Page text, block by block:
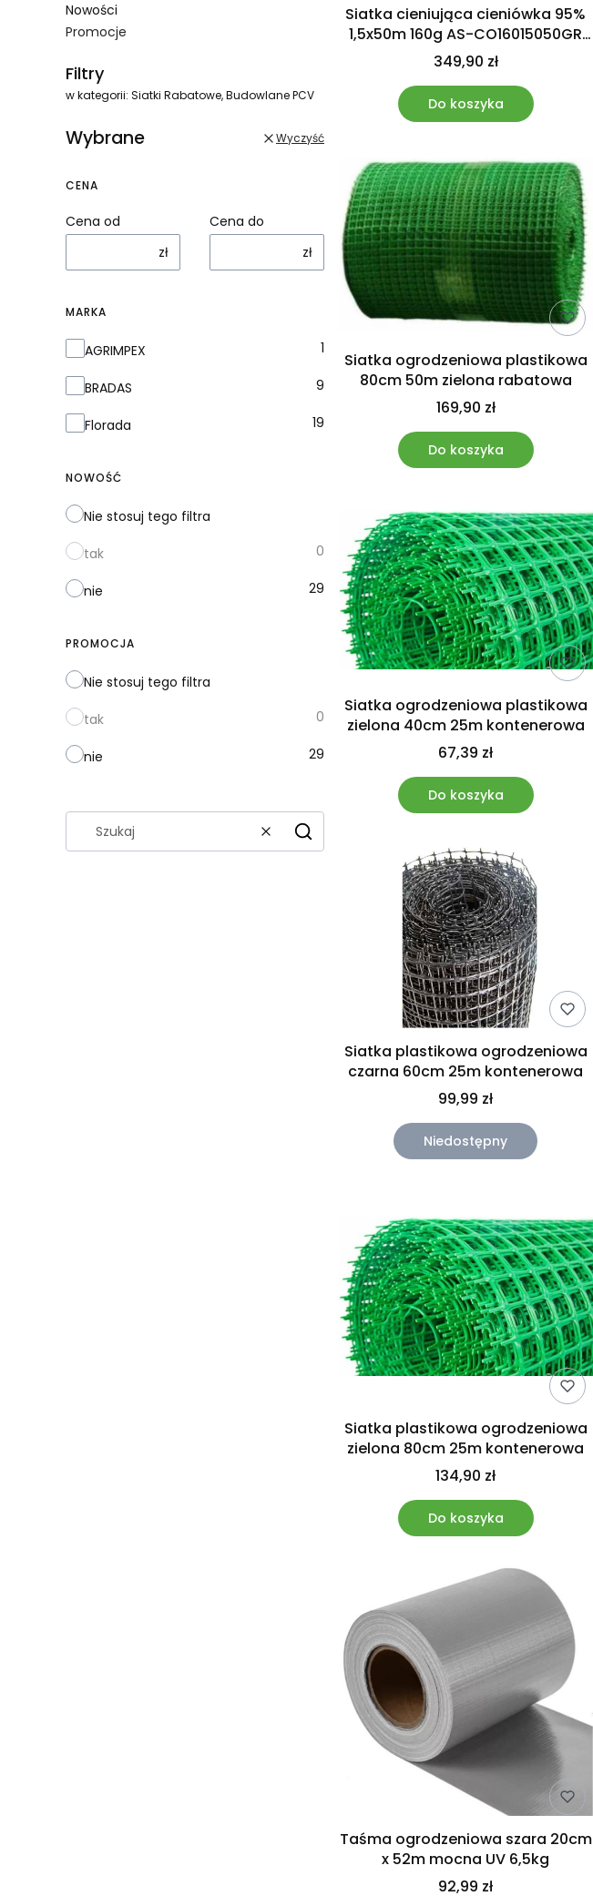
Nowości
Promocje
Filtry
w kategorii: Siatki Rabatowe, Budowlane PCV
Wybrane Wyczyść
CENA
Cena od
zł
Cena do
zł
MARKA
Marka
AGRIMPEX 1
BRADAS 9
Florada 19
NOWOŚĆ
Nie stosuj tego filtra
tak 0
nie 29
PROMOCJA
Nie stosuj tego filtra
tak 0
nie 29
WyczyśćSzukaj
Siatka cieniująca cieniówka 95%
1,5x50m 160g AS-CO16015050GR
Bradas
349,90 zł
Do koszyka
Siatka ogrodzeniowa plastikowa
80cm 50m zielona rabatowa
169,90 zł
Do koszyka
Siatka ogrodzeniowa plastikowa
zielona 40cm 25m kontenerowa
67,39 zł
Do koszyka
Siatka plastikowa ogrodzeniowa
czarna 60cm 25m kontenerowa
99,99 zł
Niedostępny
Siatka plastikowa ogrodzeniowa
zielona 80cm 25m kontenerowa
134,90 zł
Do koszyka
Taśma ogrodzeniowa szara 20cm
x 52m mocna UV 6,5kg
92,99 zł